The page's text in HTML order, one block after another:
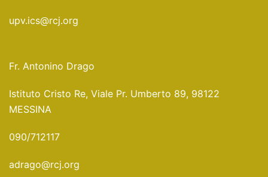
upv.ics@rcj.org
Fr. Antonino Drago
Istituto Cristo Re, Viale Pr. Umberto 89, 98122
MESSINA
090/712117
adrago@rcj.org